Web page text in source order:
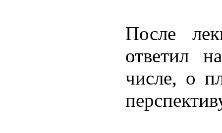
После
ответил
числе, о